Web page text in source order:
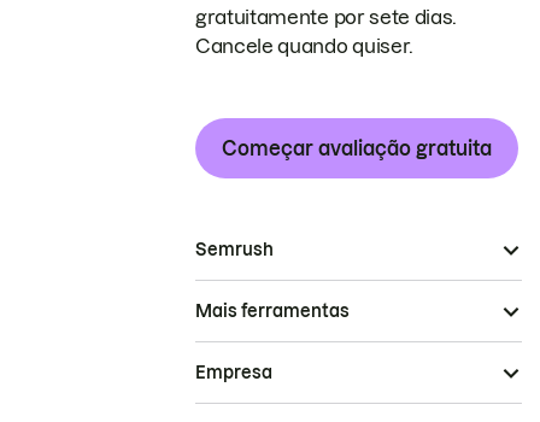
gratuitamente por sete dias.
Cancele quando quiser.
Começar avaliação gratuita
Semrush
Mais ferramentas
Empresa